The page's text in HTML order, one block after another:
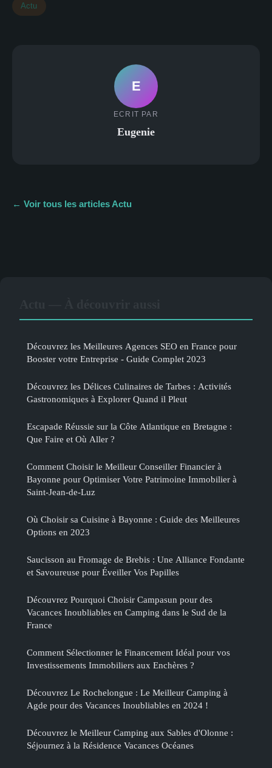
Actu
E
ECRIT PAR
Eugenie
← Voir tous les articles Actu
Découvrez les Meilleures Agences SEO en France pour
Booster votre Entreprise - Guide Complet 2023
Découvrez les Délices Culinaires de Tarbes : Activités
Gastronomiques à Explorer Quand il Pleut
Escapade Réussie sur la Côte Atlantique en Bretagne :
Que Faire et Où Aller ?
Comment Choisir le Meilleur Conseiller Financier à
Bayonne pour Optimiser Votre Patrimoine Immobilier à
Saint-Jean-de-Luz
Où Choisir sa Cuisine à Bayonne : Guide des Meilleures
Options en 2023
Saucisson au Fromage de Brebis : Une Alliance Fondante
et Savoureuse pour Éveiller Vos Papilles
Découvrez Pourquoi Choisir Campasun pour des
Vacances Inoubliables en Camping dans le Sud de la
France
Comment Sélectionner le Financement Idéal pour vos
Investissements Immobiliers aux Enchères ?
Découvrez Le Rochelongue : Le Meilleur Camping à
Agde pour des Vacances Inoubliables en 2024 !
Découvrez le Meilleur Camping aux Sables d'Olonne :
Séjournez à la Résidence Vacances Océanes